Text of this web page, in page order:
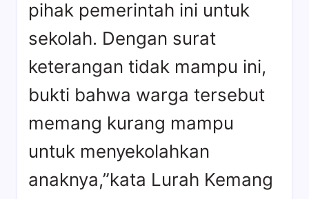
pihak pemerintah ini untuk
sekolah. Dengan surat
keterangan tidak mampu ini,
bukti bahwa warga tersebut
memang kurang mampu
untuk menyekolahkan
anaknya,”kata Lurah Kemang